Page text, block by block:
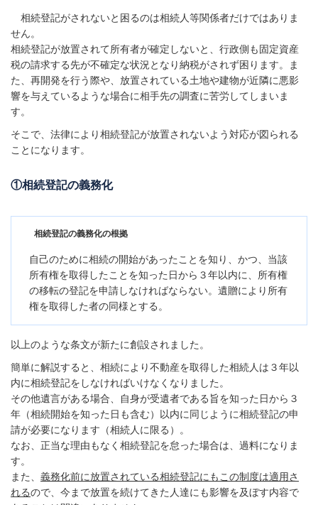
相続登記がされないと困るのは相続人等関係者だけではありま
せん。
相続登記が放置されて所有者が確定しないと、行政側も固定資産
税の請求する先が不確定な状況となり納税がされず困ります。ま
た、再開発を行う際や、放置されている土地や建物が近隣に悪影
響を与えているような場合に相手先の調査に苦労してしまいま
す。
そこで、法律により相続登記が放置されないよう対応が図られる
ことになります。
①相続登記の義務化
相続登記の義務化の根拠
自己のために相続の開始があったことを知り、かつ、当該
所有権を取得したことを知った日から３年以内に、所有権
の移転の登記を申請しなければならない。遺贈により所有
権を取得した者の同様とする。
以上のような条文が新たに創設されました。
簡単に解説すると、相続により不動産を取得した相続人は３年以
内に相続登記をしなければいけなくなりました。
その他遺言がある場合、自身が受遺者である旨を知った日から３
年（相続開始を知った日も含む）以内に同じように相続登記の申
請が必要になります（相続人に限る）。
なお、正当な理由もなく相続登記を怠った場合は、過料になりま
す。
また、 義務化前に放置されている相続登記にもこの制度は適用さ
れるので、今まで放置を続けてきた人達にも影響を及ぼす内容で